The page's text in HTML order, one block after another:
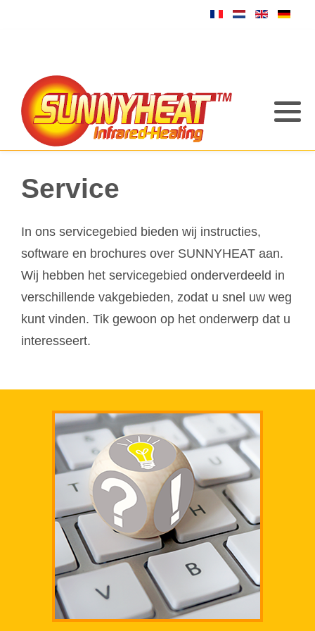
Service
In ons servicegebied bieden wij instructies,
software en brochures over SUNNYHEAT aan.
Wij hebben het servicegebied onderverdeeld in
verschillende vakgebieden, zodat u snel uw weg
kunt vinden. Tik gewoon op het onderwerp dat u
interesseert.